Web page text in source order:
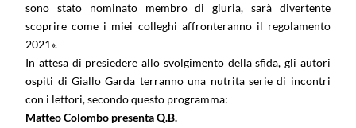
sono stato nominato membro di giuria, sarà divertente
scoprire come i miei colleghi affronteranno il regolamento
2021».
In attesa di presiedere allo svolgimento della sfida, gli autori
ospiti di Giallo Garda terranno una nutrita serie di incontri
con i lettori, secondo questo programma:
Matteo Colombo presenta Q.B.